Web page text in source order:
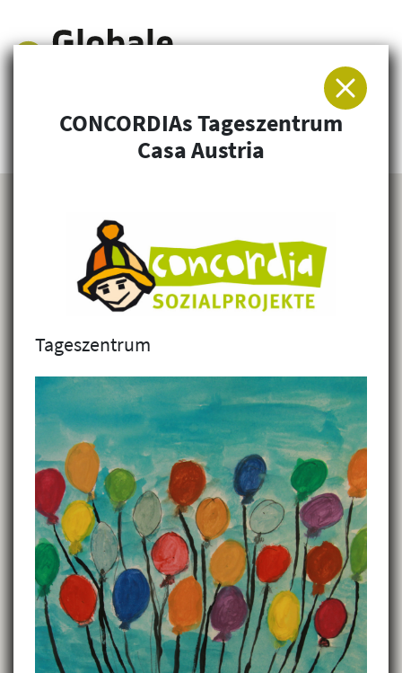
Arbeitsgemeinschaft für Entwicklung und
Humanitäre Hilfe
CONCORDIAs Tageszentrum
Casa Austria
Tageszentrum